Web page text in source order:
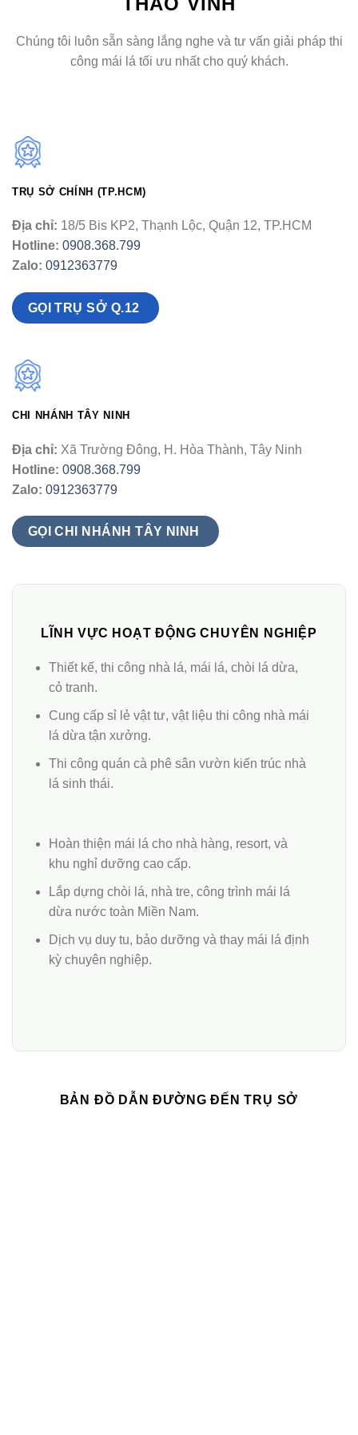
Chúng tôi luôn sẵn sàng lắng nghe và tư vấn giải pháp thi
công mái lá tối ưu nhất cho quý khách.
TRỤ SỞ CHÍNH (TP.HCM)
Địa chỉ: 18/5 Bis KP2, Thạnh Lộc, Quận 12, TP.HCM
Hotline: 0908.368.799
Zalo: 0912363779
GỌI TRỤ SỞ Q.12
CHI NHÁNH TÂY NINH
Địa chỉ: Xã Trường Đông, H. Hòa Thành, Tây Ninh
Hotline: 0908.368.799
Zalo: 0912363779
GỌI CHI NHÁNH TÂY NINH
LĨNH VỰC HOẠT ĐỘNG CHUYÊN NGHIỆP
Thiết kế, thi công nhà lá, mái lá, chòi lá dừa,
cỏ tranh.
Cung cấp sỉ lẻ vật tư, vật liệu thi công nhà mái
lá dừa tận xưởng.
Thi công quán cà phê sân vườn kiến trúc nhà
lá sinh thái.
Hoàn thiện mái lá cho nhà hàng, resort, và
khu nghỉ dưỡng cao cấp.
Lắp dựng chòi lá, nhà tre, công trình mái lá
dừa nước toàn Miền Nam.
Dịch vụ duy tu, bảo dưỡng và thay mái lá định
kỳ chuyên nghiệp.
BẢN ĐỒ DẪN ĐƯỜNG ĐẾN TRỤ SỞ